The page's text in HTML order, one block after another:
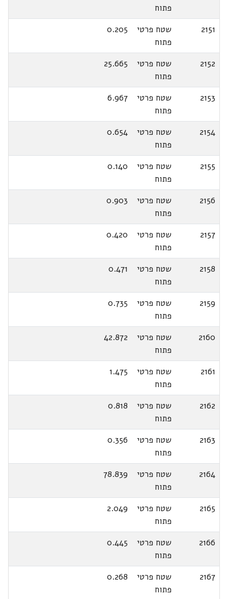
פתוח
2151
שטח פרטי
פתוח
0.205
2152
שטח פרטי
פתוח
25.665
2153
שטח פרטי
פתוח
6.967
2154
שטח פרטי
פתוח
0.654
2155
שטח פרטי
פתוח
0.140
2156
שטח פרטי
פתוח
0.903
2157
שטח פרטי
פתוח
0.420
2158
שטח פרטי
פתוח
0.471
2159
שטח פרטי
פתוח
0.735
2160
שטח פרטי
פתוח
42.872
2161
שטח פרטי
פתוח
1.475
2162
שטח פרטי
פתוח
0.818
2163
שטח פרטי
פתוח
0.356
2164
שטח פרטי
פתוח
78.839
2165
שטח פרטי
פתוח
2.049
2166
שטח פרטי
פתוח
0.445
2167
שטח פרטי
פתוח
0.268